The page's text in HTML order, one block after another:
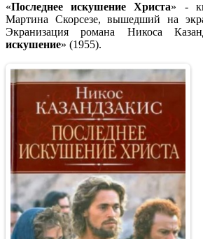
«Последнее искушение Христа» -
Мартина Скорсезе, вышедший на
Экранизация романа Никоса
искушение» (1955).